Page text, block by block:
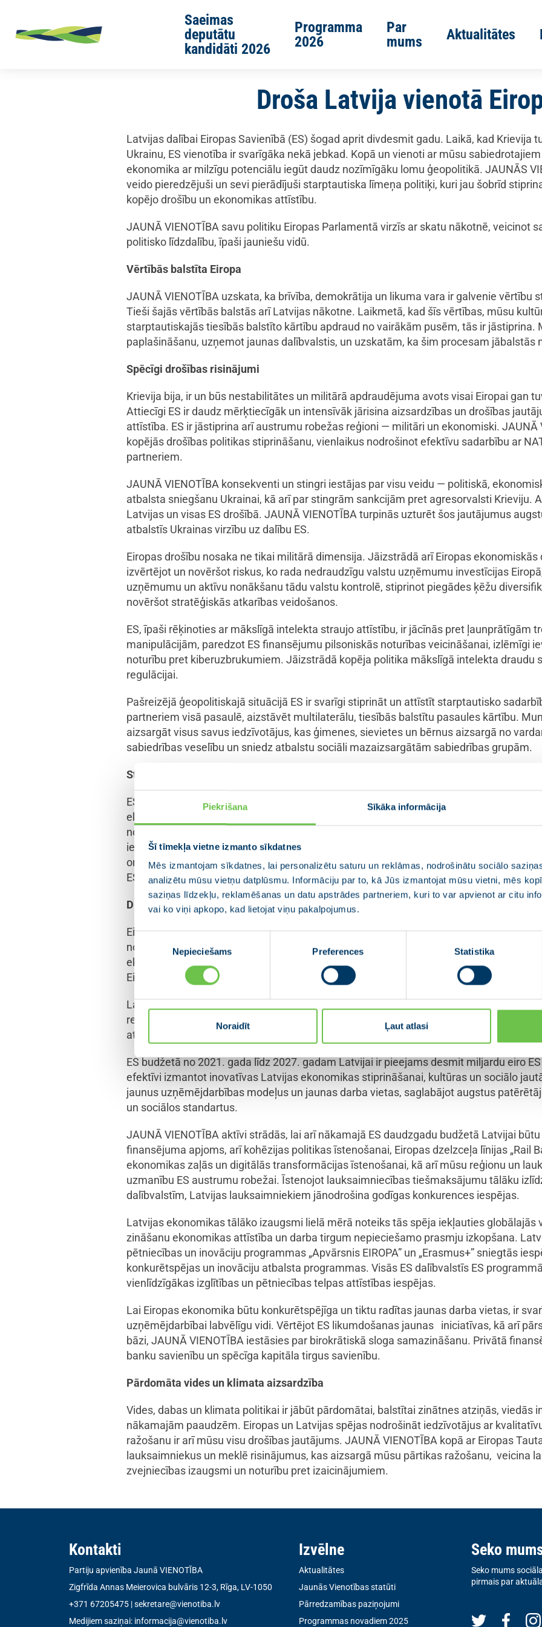
Piekrišana Sīkāka informācija
Šī tīmekļa vietne izmanto sīkdatnes
Mēs izmantojam sīkdatnes, lai personalizētu saturu un reklāmas, nodrošinātu sociālo
analizētu mūsu vietņu datplūsmu. Informāciju par to, kā Jūs izmantojat mūsu vietni, mēs
saziņas līdzekļu, reklamēšanas un datu apstrādes partneriem, kuri to var apvienot ar citu
vai ko viņi apkopo, kad lietojat viņu pakalpojumus.
Piekrišanas
izvēle
Nepieciešams Preferences Statistika
Noraidīt Ļaut atlasi
Saeimas
deputātu
kandidāti 2026
Programma
2026
Par
mums
Aktualitātes
Droša Latvija vienotā
Latvijas dalībai Eiropas Savienībā (ES) šogad aprit divdesmit gadu. Laikā, kad Krievija
Ukrainu, ES vienotība ir svarīgāka nekā jebkad. Kopā un vienoti ar mūsu
ekonomika ar milzīgu potenciālu iegūt daudz nozīmīgāku lomu ģeopolitikā. JAUNĀS
veido pieredzējuši un sevi pierādījuši starptautiska līmeņa politiķi, kuri jau šobrīd
kopējo drošību un ekonomikas attīstību.
JAUNĀ VIENOTĪBA savu politiku Eiropas Parlamentā virzīs ar skatu nākotnē, veicinot
politisko līdzdalību, īpaši jauniešu vidū.
Vērtībās balstīta Eiropa
JAUNĀ VIENOTĪBA uzskata, ka brīvība, demokrātija un likuma vara ir galvenie vērtību
Tieši šajās vērtībās balstās arī Latvijas nākotne. Laikmetā, kad šīs vērtības, mūsu
starptautiskajās tiesībās balstīto kārtību apdraud no vairākām pusēm, tās ir jāstiprina.
paplašināšanu, uzņemot jaunas dalībvalstis, un uzskatām, ka šim procesam jābalstās
Spēcīgi drošības risinājumi
Krievija bija, ir un būs nestabilitātes un militārā apdraudējuma avots visai Eiropai gan
Attiecīgi ES ir daudz mērķtiecīgāk un intensīvāk jārisina aizsardzības un drošības
attīstība. ES ir jāstiprina arī austrumu robežas reģioni — militāri un ekonomiski. JAUNĀ
kopējās drošības politikas stiprināšanu, vienlaikus nodrošinot efektīvu sadarbību ar
partneriem.
JAUNĀ VIENOTĪBA konsekventi un stingri iestājas par visu veidu — politiskā,
atbalsta sniegšanu Ukrainai, kā arī par stingrām sankcijām pret agresorvalsti Krieviju.
Latvijas un visas ES drošībā. JAUNĀ VIENOTĪBA turpinās uzturēt šos jautājumus
atbalstīs Ukrainas virzību uz dalību ES.
Eiropas drošību nosaka ne tikai militārā dimensija. Jāizstrādā arī Eiropas
izvērtējot un novēršot riskus, ko rada nedraudzīgu valstu uzņēmumu investīcijas
uzņēmumu un aktīvu nonākšanu tādu valstu kontrolē, stiprinot piegādes ķēžu
novēršot stratēģiskās atkarības veidošanos.
ES, īpaši rēķinoties ar mākslīgā intelekta straujo attīstību, ir jācīnās pret ļaunprātīgām
manipulācijām, paredzot ES finansējumu pilsoniskās noturības veicināšanai, izlēmīgi
noturību pret kiberuzbrukumiem. Jāizstrādā kopēja politika mākslīgā intelekta draudu
regulācijai.
Pašreizējā ģeopolitiskajā situācijā ES ir svarīgi stiprināt un attīstīt starptautisko
partneriem visā pasaulē, aizstāvēt multilaterālu, tiesībās balstītu pasaules kārtību.
aizsargāt visus savus iedzīvotājus, kas ģimenes, sievietes un bērnus aizsargā no
sabiedrības veselību un sniedz atbalstu sociāli mazaizsargātām sabiedrības grupām.
Stipras robe
ES ir jāievieš praksē kopēja migrācijas un patvēruma sistēma, kas darbojas ātri, taisnīgi
ekonomiskajiem migrantiem, sekmē sadarbību ar trešajām valstīm un, esot barga pret
nodrošina nelikumīgu robežpārkāpēju nosūtīšanu atpakaļ. Lai cīnītos pret nekontrolētu
iekšējo kustību Šengenas zonā, ir jānostiprina ES ārējā robeža. Jāstrādā, lai pārtrauktu
organizētus mēģinājumus izmantot nelegālu migrāciju ES destabilizēšanai. Ārējās
ES finansējums.
Dinamiska un inovat īva ekonomika
Eiropa kopumā saskaras ar nopietniem izaicinājumiem: relatīvi zemu produktivitātes
novecošanos un nepieciešamību nodrošināt enerģētisko neatkarību. Vienlaikus ES
ekonomikas transformāciju, virzību uz klimata neitralitāti 2050. gadā. Tuvākajos gados
Eiropas ekonomikas konkurētspējas saglabāšanai un nostiprināšanai.
Lai apzinātos izaicinājumus sekmīgi risinātu, būs nepieciešams gan apjomīgs
reformas. Šajā procesā īpaši svarīgi ir nodrošināt tālāku ES ekonomisko konverģenci,
attīstītās valstis un reģionus, tuvinot to ekonomiskos un sociālos rādītājus ES vidējam
ES budžetā no 2021. gada līdz 2027. gadam Latvijai ir pieejams desmit miljardu eiro
efektīvi izmantot inovatīvas Latvijas ekonomikas stiprināšanai, kultūras un sociālo
jaunus uzņēmējdarbības modeļus un jaunas darba vietas, saglabājot augstus
un sociālos standartus.
JAUNĀ VIENOTĪBA aktīvi strādās, lai arī nākamajā ES daudzgadu budžetā Latvijai
finansējuma apjoms, arī kohēzijas politikas īstenošanai, Eiropas dzelzceļa līnijas „Rail
ekonomikas zaļās un digitālās transformācijas īstenošanai, kā arī mūsu reģionu un
uzmanību ES austrumu robežai. Īstenojot lauksaimniecības tiešmaksājumu tālāku
dalībvalstīm, Latvijas lauksaimniekiem jānodrošina godīgas konkurences iespējas.
Latvijas ekonomikas tālāko izaugsmi lielā mērā noteiks tās spēja iekļauties globālajās
zināšanu ekonomikas attīstība un darba tirgum nepieciešamo prasmju izkopšana.
pētniecības un inovāciju programmas „Apvārsnis EIROPA” un „Erasmus+” sniegtās
konkurētspējas un inovāciju atbalsta programmas. Visās ES dalībvalstīs ES
vienlīdzīgākas izglītības un pētniecības telpas attīstības iespējas.
Lai Eiropas ekonomika būtu konkurētspējīga un tiktu radītas jaunas darba vietas, ir
uzņēmējdarbībai labvēlīgu vidi. Vērtējot ES likumdošanas jaunas iniciatīvas, kā arī
bāzi, JAUNĀ VIENOTĪBA iestāsies par birokrātiskā sloga samazināšanu. Privātā
banku savienību un spēcīga kapitāla tirgus savienību.
Pārdomāta vides un klimata aizsardzība
Vides, dabas un klimata politikai ir jābūt pārdomātai, balstītai zinātnes atziņās, viedās
nākamajām paaudzēm. Eiropas un Latvijas spējas nodrošināt iedzīvotājus ar
ražošanu ir arī mūsu visu drošības jautājums. JAUNĀ VIENOTĪBA kopā ar Eiropas
lauksaimniekus un meklē risinājumus, kas aizsargā mūsu pārtikas ražošanu, veicina
zvejniecības izaugsmi un noturību pret izaicinājumiem.
Kontakti
Partiju apvienība Jaunā VIENOTĪBA
Zigfrīda Annas Meierovica bulvāris 12-3, Rīga, LV-1050
+371 67205475 |sekretare@vienotiba.lv
Medijiem saziņai: informacija@vienotiba.lv
Izvēlne
Aktualitātes
Jaunās Vienotības statūti
Pārredzamības paziņojumi
Programmas novadiem 2025
Seko
Seko mums
pirmais par